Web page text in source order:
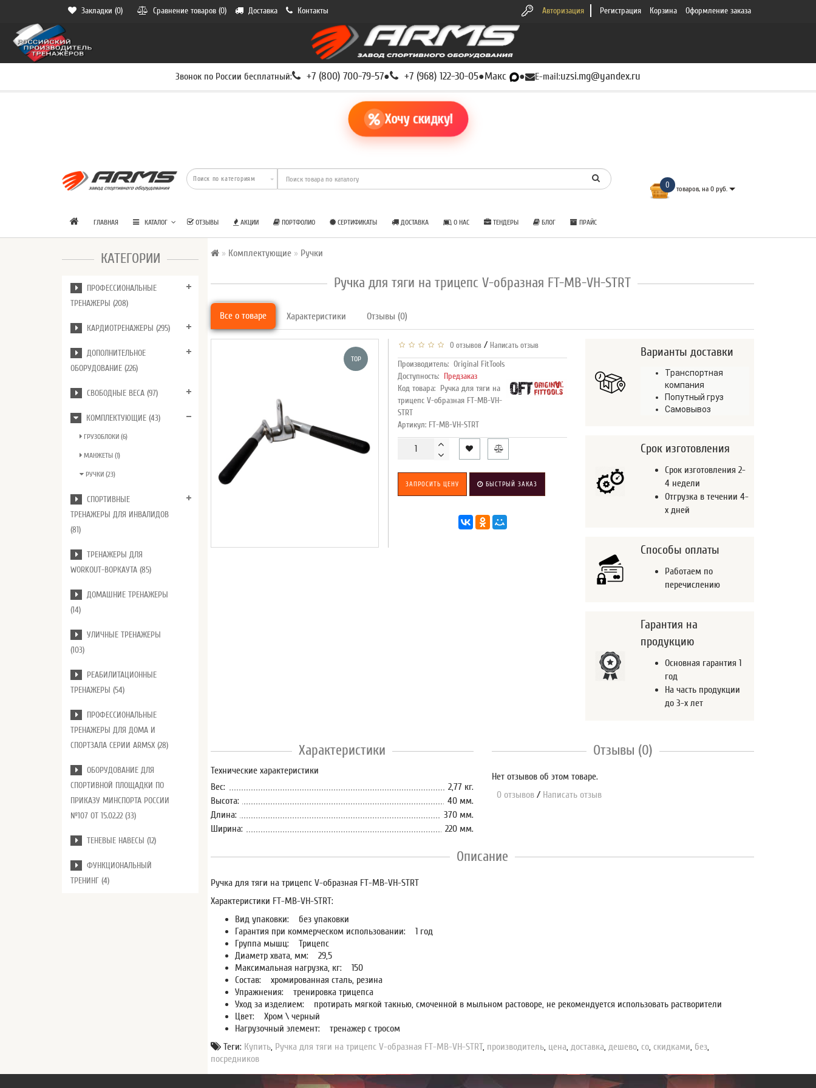
Закладки (0) Сравнение товаров (0) Доставка Контакты Авторизация Регистрация Корзина Оформление заказа
Звонок по России бесплатный: +7 (800) 700-79-57● +7 (968) 122-30-05●Макс ● E-mail:uzsi.mg@yandex.ru
Хочу скидку!
0 товаров, на 0 руб.
ГЛАВНАЯ КАТАЛОГ ОТЗЫВЫ АКЦИИ ПОРТФОЛИО СЕРТИФИКАТЫ ДОСТАВКА О НАС ТЕНДЕРЫ БЛОГ ПРАЙС
КАТЕГОРИИ
ПРОФЕССИОНАЛЬНЫЕ
ТРЕНАЖЕРЫ (208)
КАРДИОТРЕНАЖЕРЫ (295)
ДОПОЛНИТЕЛЬНОЕ
ОБОРУДОВАНИЕ (226)
СВОБОДНЫЕ ВЕСА (97)
КОМПЛЕКТУЮЩИЕ (43)
ГРУЗОБЛОКИ (6)
МАНЖЕТЫ (1)
РУЧКИ (23)
СПОРТИВНЫЕ
ТРЕНАЖЕРЫ ДЛЯ ИНВАЛИДОВ
(81)
ТРЕНАЖЕРЫ ДЛЯ
WORKOUT-ВОРКАУТА (85)
ДОМАШНИЕ ТРЕНАЖЕРЫ
(14)
УЛИЧНЫЕ ТРЕНАЖЕРЫ
(103)
РЕАБИЛИТАЦИОННЫЕ
ТРЕНАЖЕРЫ (54)
ПРОФЕССИОНАЛЬНЫЕ
ТРЕНАЖЕРЫ ДЛЯ ДОМА И
СПОРТЗАЛА СЕРИИ ARMSX (28)
ОБОРУДОВАНИЕ ДЛЯ
СПОРТИВНОЙ ПЛОЩАДКИ ПО
ПРИКАЗУ МИНСПОРТА РОССИИ
№107 ОТ 15.02.22 (33)
ТЕНЕВЫЕ НАВЕСЫ (12)
ФУНКЦИОНАЛЬНЫЙ
ТРЕНИНГ (4)
Комплектующие Ручки
Ручка для тяги на трицепс V-образная FT-MB-VH-STRT
Все о товаре Характеристики Отзывы (0)
TOP
0 отзывов / Написать отзыв
Производитель: Original FitTools
Доступность: Предзаказ
Код товара: Ручка для тяги на
трицепс V-образная FT-MB-VH-
STRT
Артикул: FT-MB-VH-STRT
ЗАПРОСИТЬ ЦЕНУ БЫСТРЫЙ ЗАКАЗ
Варианты доставки
Транспортная
компания
Попутный груз
Самовывоз
Срок изготовления
Срок изготовления 2-
4 недели
Отгрузка в течении 4-
х дней
Способы оплаты
Работаем по
перечислению
Гарантия на
продукцию
Основная гарантия 1
год
На часть продукции
до 3-х лет
Характеристики
Технические характеристики
Вес:
2,77 кг.
Высота:
40 мм.
Длина:
370 мм.
Ширина:
220 мм.
Отзывы (0)
Нет отзывов об этом товаре.
0 отзывов / Написать отзыв
Описание
Ручка для тяги на трицепс V-образная FT-MB-VH-STRT
Характеристики FT-MB-VH-STRT:
Вид упаковки:
без упаковки
Гарантия при коммерческом использовании:
1 год
Группа мышц:
Трицепс
Диаметр хвата, мм:
29,5
Максимальная нагрузка, кг:
150
Состав:
хромированная сталь, резина
Упражнения: тренировка трицепса
Уход за изделием:
протирать мягкой такнью, смоченной в мыльном растоворе, не рекомендуется использовать растворители
Цвет:
Хром \ черный
Нагрузочный элемент:
тренажер с тросом
Теги: Купить Ручка для тяги на трицепс V-образная FT-MB-VH-STRT, производитель цена доставка дешево со скидками без
посредников